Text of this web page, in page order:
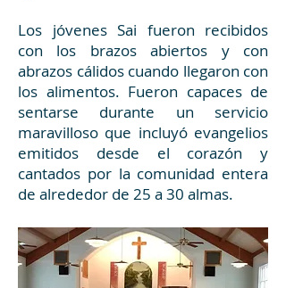
Los jóvenes Sai fueron recibidos
con los brazos abiertos y con
abrazos cálidos cuando llegaron con
los alimentos. Fueron capaces de
sentarse durante un servicio
maravilloso que incluyó evangelios
emitidos desde el corazón y
cantados por la comunidad entera
de alrededor de 25 a 30 almas.